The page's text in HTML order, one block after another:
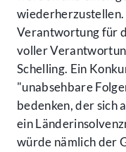
Verantwortung für
voller
Schelling. Ein
"unabsehbare
bedenken, der sich
ein
würde nämlich der